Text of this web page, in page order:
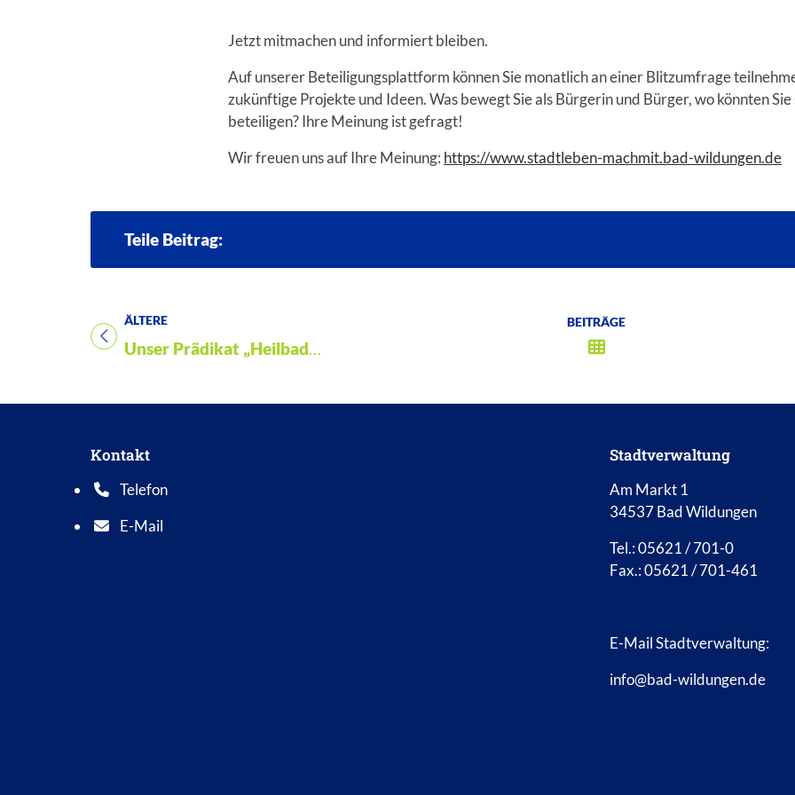
Jetzt mitmachen und informiert bleiben.
Auf unserer Beteiligungsplattform können Sie monatlich an einer Blitzumfrage
zukünftige Projekte und Ideen. Was bewegt Sie als Bürgerin und Bürger, wo könnten Sie
beteiligen? Ihre Meinung ist gefragt!
Wir freuen uns auf Ihre Meinung: https://www.stadtleben-machmit.bad-wildungen.de
Teile Beitrag:
ÄLTERE
Titel für Beitrag
Unser Prädikat „Heilbad“ erneut bestätigt
BEITRÄGE
Kontakt
Telefon
Telefonnummer: 0 5 6 2 1 7 0 1 0
E-Mail
E-Mail Adresse: info@bad-wildungen.de
Stadtverwaltung
Am Markt 1
34537 Bad Wildungen
Tel.: 05621 / 701-0
Fax.: 05621 / 701-461
E-Mail Stadtverwaltung:
info@bad-wildungen.de